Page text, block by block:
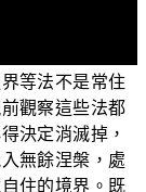
轉法輪，則用
相的存在及內
等法不是常住
觀察這些法都
決定消滅掉，
無餘涅槃，處
住的境界。既